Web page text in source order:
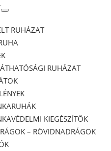
RUHÁZAT
RUHÁZAT
KIEGÉSZÍTŐK
– RÖVIDNADRÁGOK